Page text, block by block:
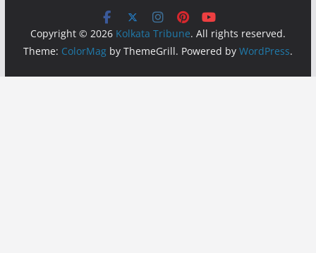
Copyright © 2026 Kolkata Tribune. All rights reserved.
Theme: ColorMagby ThemeGrill. Powered by WordPress.